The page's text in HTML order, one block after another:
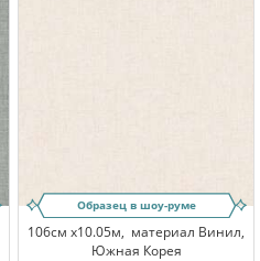
Образец в шоу-руме
106см x10.05м, материал Винил,
Южная Корея